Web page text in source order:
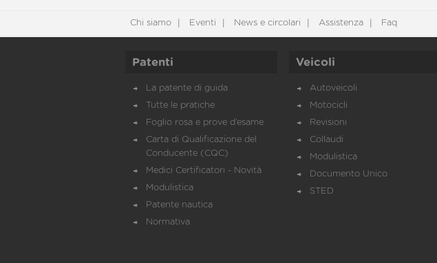
Chi siamo Eventi News e circolari Assistenza Faq
Patenti
La patente di guida
Tutte le pratiche
Foglio rosa e prove d’esame
Carta di Qualificazione del
Conducente (CQC)
Medici Certificatori - Novità
Modulistica
Patente nautica
Normativa
Veicoli
Autoveicoli
Motocicli
Revisioni
Collaudi
Modulistica
Documento Unico
STED